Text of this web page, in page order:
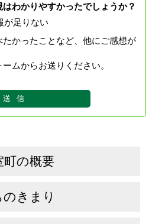
わかりやすかったでしょうか？
が足りない
かったことなど、他にご感想が
ムからお送りください。
町の概要
のきまり